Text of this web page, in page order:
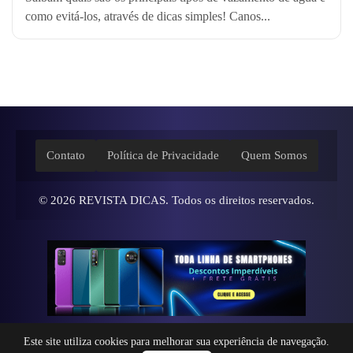
como evitá-los, através de dicas simples! Canos...
Contato Política de Privacidade Quem Somos
© 2026 REVISTA DICAS. Todos os direitos reservados.
Este site utiliza cookies para melhorar sua experiência de navegação.